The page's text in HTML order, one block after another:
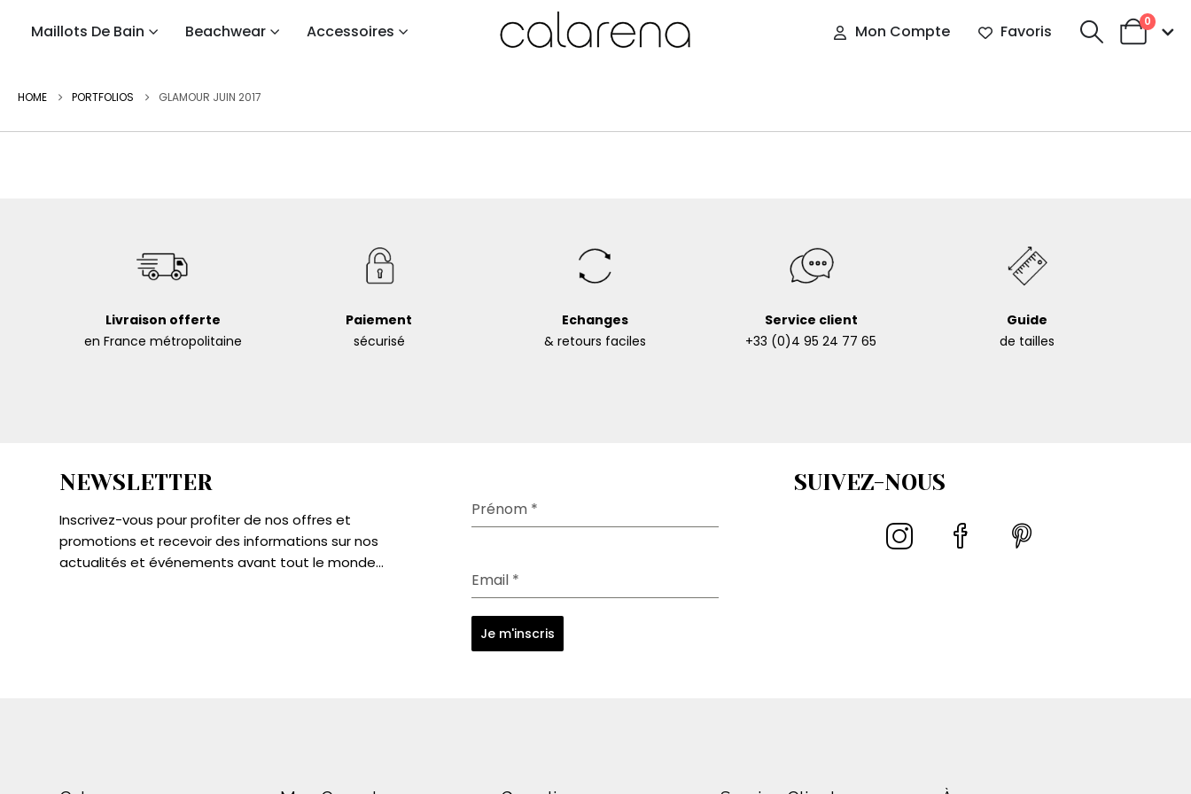
Maillots De Bain Beachwear Accessoires Mon Compte Favoris 0
HOME PORTFOLIOS GLAMOUR JUIN 2017
Livraison offerte
en France métropolitaine
Paiement
sécurisé
Echanges
& retours faciles
Service client
+33 (0)4 95 24 77 65
Guide
de tailles
NEWSLETTER
Inscrivez-vous pour profiter de nos offres et
promotions et recevoir des informations sur nos
actualités et événements avant tout le monde...
Prénom *
Email *
Je m'inscris
SUIVEZ-NOUS